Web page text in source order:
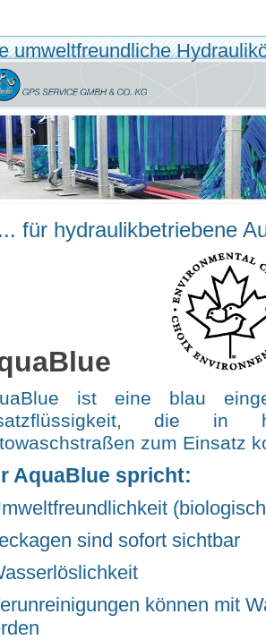
umweltfreundliche
... für hydraulikbetriebene
ist eine blau
die in
zum
AquaBlue spricht:
sind sofort sichtbar
können mit